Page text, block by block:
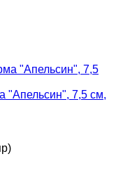
"Апельсин", 7,5 см,